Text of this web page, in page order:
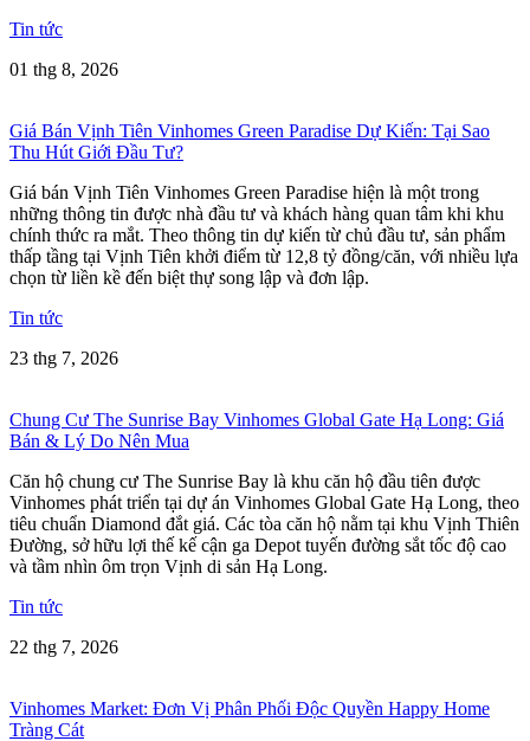
Tin tức
01 thg 8, 2026
Giá Bán Vịnh Tiên Vinhomes Green Paradise Dự Kiến: Tại Sao
Thu Hút Giới Đầu Tư?
Giá bán Vịnh Tiên Vinhomes Green Paradise hiện là một trong
những thông tin được nhà đầu tư và khách hàng quan tâm khi khu
chính thức ra mắt. Theo thông tin dự kiến từ chủ đầu tư, sản phẩm
thấp tầng tại Vịnh Tiên khởi điểm từ 12,8 tỷ đồng/căn, với nhiều lựa
chọn từ liền kề đến biệt thự song lập và đơn lập.
Tin tức
23 thg 7, 2026
Chung Cư The Sunrise Bay Vinhomes Global Gate Hạ Long: Giá
Bán & Lý Do Nên Mua
Căn hộ chung cư The Sunrise Bay là khu căn hộ đầu tiên được
Vinhomes phát triển tại dự án Vinhomes Global Gate Hạ Long, theo
tiêu chuẩn Diamond đắt giá. Các tòa căn hộ nằm tại khu Vịnh Thiên
Đường, sở hữu lợi thế kế cận ga Depot tuyến đường sắt tốc độ cao
và tầm nhìn ôm trọn Vịnh di sản Hạ Long.
Tin tức
22 thg 7, 2026
Vinhomes Market: Đơn Vị Phân Phối Độc Quyền Happy Home
Tràng Cát